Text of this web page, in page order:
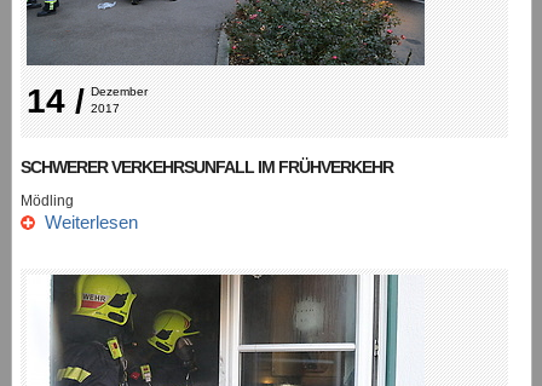
14 / Dezember
2017
SCHWERER VERKEHRSUNFALL IM FRÜHVERKEHR
Mödling
Weiterlesen